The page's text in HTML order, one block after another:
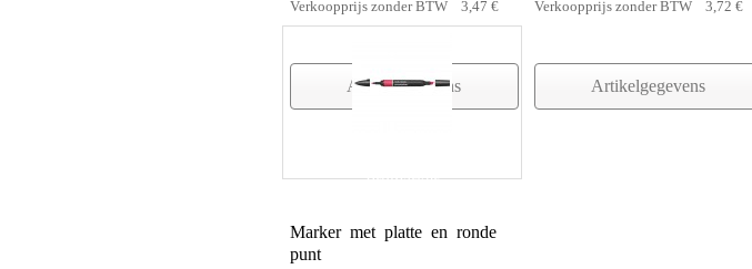
Verkoopprijs zonder BTW
3,47 €
Artikelgegevens
Verkoopprijs zonder BTW
3,72 €
Artikelgegevens
Promarker
Marker met platte en ronde
punt